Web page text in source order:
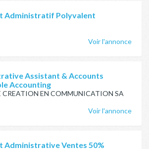
Administratif Polyvalent
Voir l'annonce
Assistant & Accounts
Accounting
CREATION EN COMMUNICATION SA
Voir l'annonce
Administrative Ventes 50%